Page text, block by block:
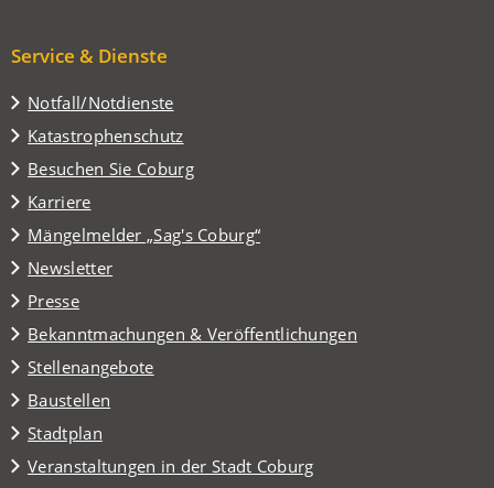
Service & Dienste
Notfall/Notdienste
Katastrophenschutz
Besuchen Sie Coburg
(Öffnet
in
einem
neuen
Tab)
Karriere
Mängelmelder „Sag's Coburg“
(Öffnet
in
einem
neuen
Tab)
Newsletter
Presse
Bekanntmachungen & Veröffentlichungen
Stellenangebote
Baustellen
Stadtplan
(Öffnet
in
einem
Veranstaltungen in der Stadt Coburg
(Öffnet